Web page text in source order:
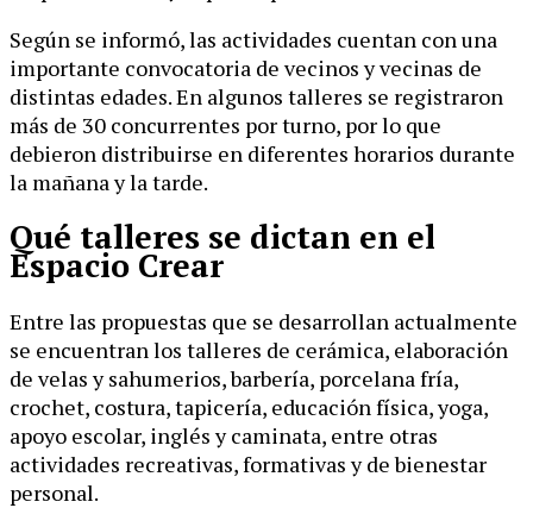
Según se informó, las actividades cuentan con una
importante convocatoria de vecinos y vecinas de
distintas edades. En algunos talleres se registraron
más de 30 concurrentes por turno, por lo que
debieron distribuirse en diferentes horarios durante
la mañana y la tarde.
Qué talleres se dictan en el
Espacio Crear
Entre las propuestas que se desarrollan actualmente
se encuentran los talleres de cerámica, elaboración
de velas y sahumerios, barbería, porcelana fría,
crochet, costura, tapicería, educación física, yoga,
apoyo escolar, inglés y caminata, entre otras
actividades recreativas, formativas y de bienestar
personal.